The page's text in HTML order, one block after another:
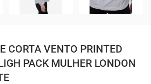
CORTA VENTO PRINTED
PACK MULHER LONDON